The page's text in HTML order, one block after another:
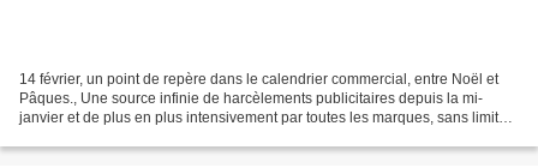
14 février, un point de repère dans le calendrier commercial, entre Noël et
Pâques., Une source infinie de harcèlements publicitaires depuis la mi-
janvier et de plus en plus intensivement par toutes les marques, sans limites,